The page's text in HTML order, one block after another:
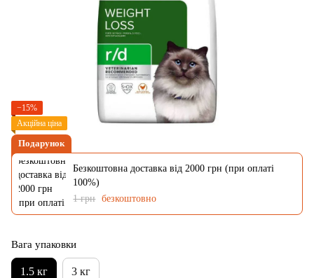
−15%
Акційна ціна
Подарунок
Безкоштовна доставка від 2000 грн (при оплаті
100%)
1 грн безкоштовно
Вага упаковки
1.5 кг 3 кг